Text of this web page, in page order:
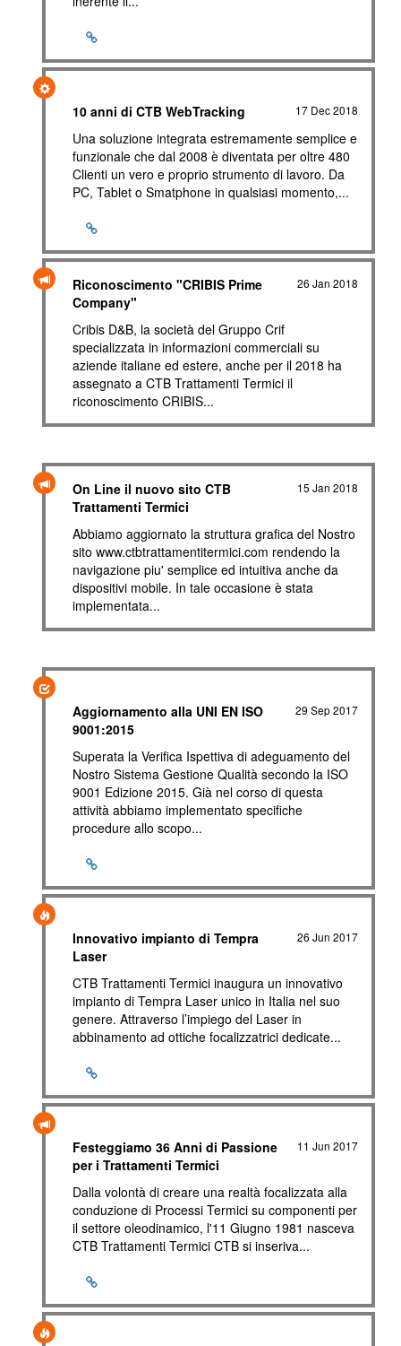
17 Dec 2018
10 anni di CTB WebTracking
Una soluzione integrata estremamente semplice e
funzionale che dal 2008 è diventata per oltre 480
Clienti un vero e proprio strumento di lavoro. Da
PC, Tablet o Smatphone in qualsiasi momento,...
26 Jan 2018
Riconoscimento "CRIBIS Prime
Company"
Cribis D&B, la società del Gruppo Crif
specializzata in informazioni commerciali su
aziende italiane ed estere, anche per il 2018 ha
assegnato a CTB Trattamenti Termici il
riconoscimento CRIBIS...
15 Jan 2018
On Line il nuovo sito CTB
Trattamenti Termici
Abbiamo aggiornato la struttura grafica del Nostro
sito www.ctbtrattamentitermici.com rendendo la
navigazione piu' semplice ed intuitiva anche da
dispositivi mobile. In tale occasione è stata
implementata...
29 Sep 2017
Aggiornamento alla UNI EN ISO
9001:2015
Superata la Verifica Ispettiva di adeguamento del
Nostro Sistema Gestione Qualità secondo la ISO
9001 Edizione 2015. Già nel corso di questa
attività abbiamo implementato specifiche
procedure allo scopo...
26 Jun 2017
Innovativo impianto di Tempra
Laser
CTB Trattamenti Termici inaugura un innovativo
impianto di Tempra Laser unico in Italia nel suo
genere. Attraverso l’impiego del Laser in
abbinamento ad ottiche focalizzatrici dedicate...
11 Jun 2017
Festeggiamo 36 Anni di Passione
per i Trattamenti Termici
Dalla volontà di creare una realtà focalizzata alla
conduzione di Processi Termici su componenti per
il settore oleodinamico, l'11 Giugno 1981 nasceva
CTB Trattamenti Termici CTB si inseriva...